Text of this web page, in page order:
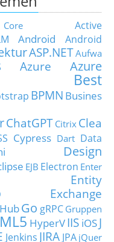
Active
Android
Android
ASP.NETAufwa
Azure
Azure
Best
BPMN Busines
ChatGPT Citrix Clea
Cypress Dart Data
Design
EJB Electron Enter
Entity
Exchange
Go gRPC Gruppen
HyperVIIS iOSJ
Jenkins JIRA JPA jQuer